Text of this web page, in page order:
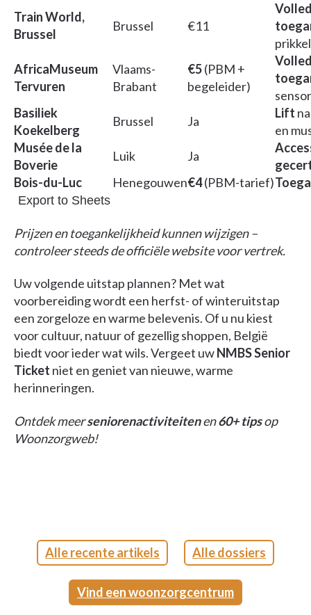
Train World,
Brussel
Brussel €11
AfricaMuseum
Tervuren
Vlaams-
Brabant
€5(PBM +
begeleider)
Basiliek
Koekelberg
Brussel Ja
Lift
en
Musée de la
Boverie
Luik Ja
Bois-du-Luc
Henegouwen€4(PBM-tarief)
Export to Sheets
Prijzen en toegankelijkheid kunnen wijzigen –
controleer steeds de officiële website voor vertrek.
Uw volgende uitstap plannen? Met wat
voorbereiding wordt een herfst- of winteruitstap
een zorgeloze en warme belevenis. Of u nu kiest
voor cultuur, natuur of gezellig shoppen, België
biedt voor ieder wat wils. Vergeet uwNMBS Senior
Ticket niet en geniet van nieuwe, warme
herinneringen.
Ontdek meerseniorenactiviteitenen60+ tipsop
Woonzorgweb!
Alle recente artikels Alle dossiers
Vind een woonzorgcentrum